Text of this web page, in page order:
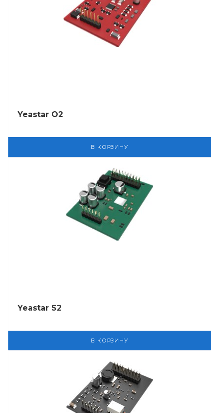
Yeastar O2
В КОРЗИНУ
Yeastar S2
В КОРЗИНУ